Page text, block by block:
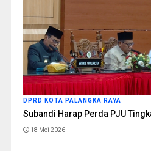
DPRD KOTA PALANGKA RAYA
Subandi Harap Perda PJU
18 Mei 2026